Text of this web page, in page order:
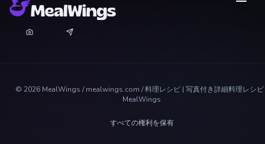
© 2026 MealWings / mealwings.com /料理レシピ | 写真付き詳細料理レシ
MealWings
すべての権利を保有